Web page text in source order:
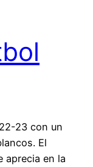
23 con un
El
aprecia en la